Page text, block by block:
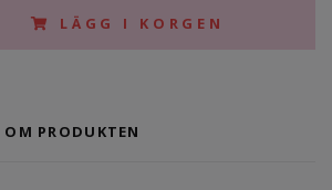
LÄGG I KORGEN
PRODUKTEN